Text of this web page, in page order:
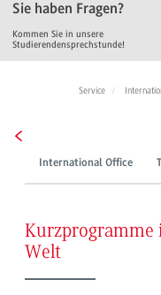
Sie haben Fragen?
Kommen Sie in unsere
Studierendensprechstunde!
Service
International Office
Kurzprogramme
Welt